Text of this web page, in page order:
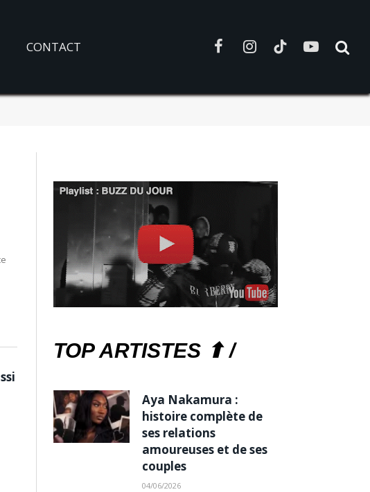
CONTACT FacebookInstagramTikTokYouTube
TOP ARTISTES ⬆ /
Aya Nakamura :
histoire complète de
ses relations
amoureuses et de ses
couples
04/06/2026